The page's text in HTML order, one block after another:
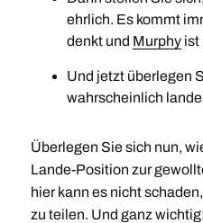
ehrlich. Es kommt
denkt und Murphyist
Und jetzt überlegen
wahrscheinlich
Überlegen Sie sich nun,
Lande-Position zur
hier kann es nicht
zu teilen. Und ganz